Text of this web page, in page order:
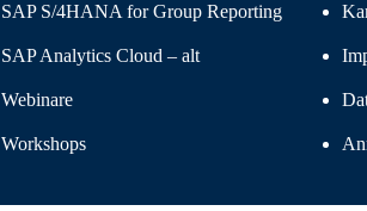
SAP S/4HANA for Group Reporting
SAP Analytics Cloud – alt
Webinare
Workshops